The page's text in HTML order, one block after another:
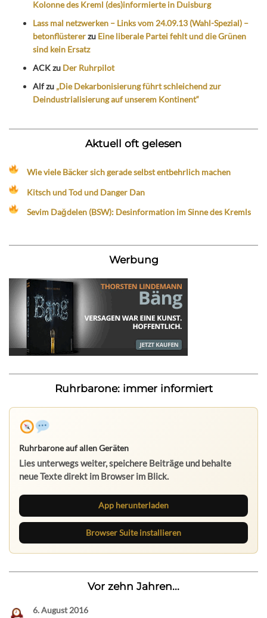
Kolonne des Kreml (des)informierte in Duisburg
Lass mal netzwerken – Links vom 24.09.13 (Wahl-Spezial) –
betonflüstererzu Eine liberale Partei fehlt und die Grünen
sind kein Ersatz
ACKzu Der Ruhrpilot
Alfzu „Die Dekarbonisierung führt schleichend zur
Deindustrialisierung auf unserem Kontinent“
Aktuell oft gelesen
Wie viele Bäcker sich gerade selbst entbehrlich machen
Kitsch und Tod und Danger Dan
Sevim Dağdelen (BSW): Desinformation im Sinne des Kremls
Werbung
Ruhrbarone: immer informiert
Ruhrbarone auf allen Geräten
Lies unterwegs weiter, speichere Beiträge und behalte
neue Texte direkt im Browser im Blick.
App herunterladen
Browser Suite installieren
Vor zehn Jahren...
6. August 2016